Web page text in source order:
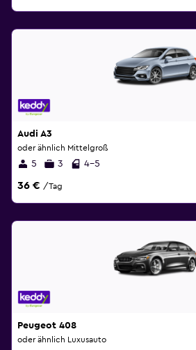
Audi A3
oder ähnlich Mittelgroß
5 3 4-5
36 € /Tag
Peugeot 408
oder ähnlich Luxusauto